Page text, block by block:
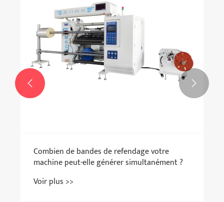
Voir plus >>
 